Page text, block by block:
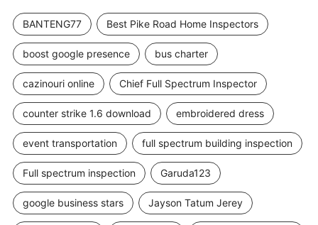
BANTENG77 Best Pike Road Home Inspectors
boost google presence bus charter
cazinouri online Chief Full Spectrum Inspector
counter strike 1.6 download embroidered dress
event transportation full spectrum building inspection
Full spectrum inspection Garuda123
google business stars Jayson Tatum Jerey